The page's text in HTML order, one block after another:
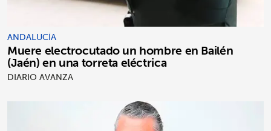
ANDALUCÍA
Muere electrocutado un hombre en Bailén
(Jaén) en una torreta eléctrica
DIARIO AVANZA